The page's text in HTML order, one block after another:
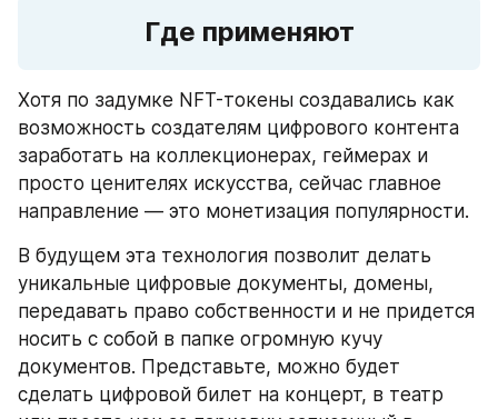
Где применяют
Хотя по задумке NFT-токены создавались как
возможность создателям цифрового контента
заработать на коллекционерах, геймерах и
просто ценителях искусства, сейчас главное
направление — это монетизация популярности.
В будущем эта технология позволит делать
уникальные цифровые документы, домены,
передавать право собственности и не придется
носить с собой в папке огромную кучу
документов. Представьте, можно будет
сделать цифровой билет на концерт, в театр